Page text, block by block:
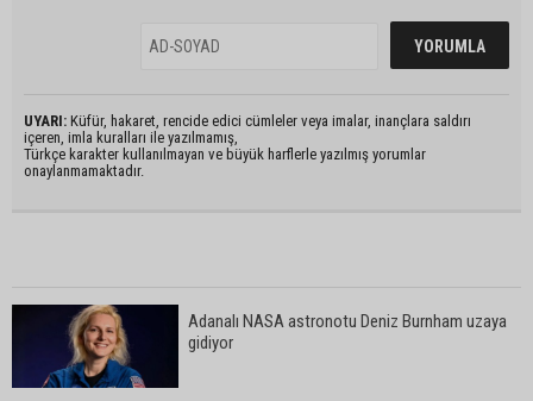
UYARI: Küfür, hakaret, rencide edici cümleler veya imalar, inançlara saldırı
içeren, imla kuralları ile yazılmamış,
Türkçe karakter kullanılmayan ve büyük harflerle yazılmış yorumlar
onaylanmamaktadır.
Adanalı NASA astronotu Deniz Burnham uzaya
gidiyor